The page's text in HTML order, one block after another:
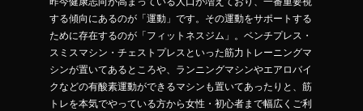
する傾向にあるのが「運動」です。その運動をサポートする
ために存在するのが「フィットネスジム」。ベンチプレス・
スミスマシン・チェストプレスといった筋力トレーニングマ
シンが置いてあるところや、ランニングマシンやエアロバイ
クなどの有酸素運動ができるマシンも置いてあったりと、筋
トレを本気でやっている方から女性・初心者まで幅広くご利